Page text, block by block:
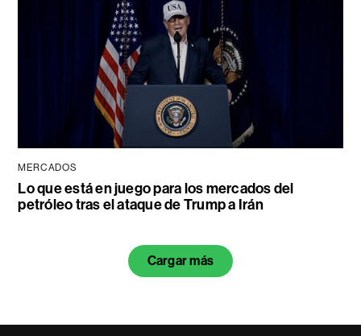
MERCADOS
Lo que está en juego para los mercados del
petróleo tras el ataque de Trump a Irán
Cargar más